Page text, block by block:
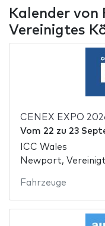
Kalender von
Vereinigtes
CENEX EXPO
Vom 22 zu 23
ICC Wales
Newport,
Fahrzeuge